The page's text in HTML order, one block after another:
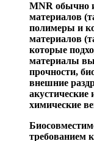
MNR обычно
материалов
полимеры и
материалов
которые
материалы
прочности,
внешние
химические
требованием